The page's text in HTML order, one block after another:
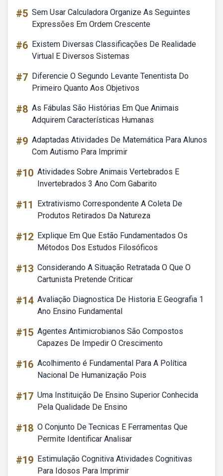
#5 Sem Usar Calculadora Organize As Seguintes
Expressões Em Ordem Crescente
#6 Existem Diversas Classificações De Realidade
Virtual E Diversos Sistemas
#7 Diferencie O Segundo Levante Tenentista Do
Primeiro Quanto Aos Objetivos
#8 As Fábulas São Histórias Em Que Animais
Adquirem Características Humanas
#9 Adaptadas Atividades De Matemática Para Alunos
Com Autismo Para Imprimir
#10 Atividades Sobre Animais Vertebrados E
Invertebrados 3 Ano Com Gabarito
#11
Extrativismo Correspondente A Coleta De
Produtos Retirados Da Natureza
#12 Explique Em Que Estão Fundamentados Os
Métodos Dos Estudos Filosóficos
#13 Considerando A Situação Retratada O Que O
Cartunista Pretende Criticar
#14 Avaliação Diagnostica De Historia E Geografia 1
Ano Ensino Fundamental
#15 Agentes Antimicrobianos São Compostos
Capazes De Impedir O Crescimento
#16 Acolhimento é Fundamental Para A Política
Nacional De Humanização Pois
#17 Uma Instituição De Ensino Superior Conhecida
Pela Qualidade De Ensino
#18 O Conjunto De Tecnicas E Ferramentas Que
Permite Identificar Analisar
#19 Estimulação Cognitiva Atividades Cognitivas
Para Idosos Para Imprimir